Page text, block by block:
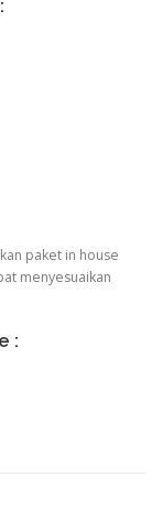
paket in house
menyesuaikan
: